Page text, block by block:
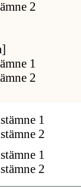
2
1
2
1
2
1
2